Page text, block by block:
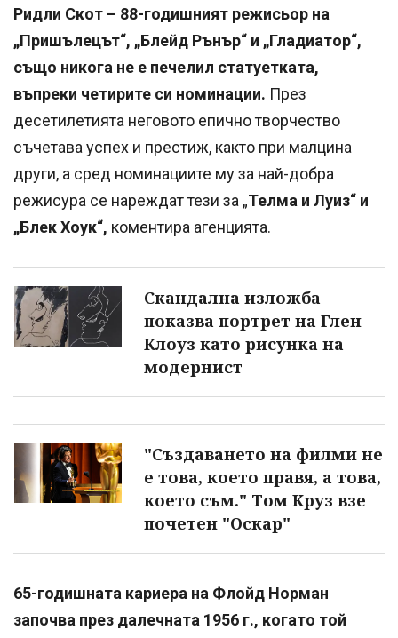
Ридли Скот – 88-годишният режисьор на
„Пришълецът“, „Блейд Рънър“ и „Гладиатор“,
също никога не е печелил статуетката,
въпреки четирите си номинации. През
десетилетията неговото епично творчество
съчетава успех и престиж, както при малцина
други, а сред номинациите му за най-добра
режисура се нареждат тези за „Телма и Луиз“ и
„Блек Хоук“, коментира агенцията.
Скандална изложба
показва портрет на Глен
Клоуз като рисунка на
модернист
"Създаването на филми не
е това, което правя, а това,
което съм." Том Круз взе
почетен "Оскар"
65-годишната кариера на Флойд Норман
започва през далечната 1956 г., когато той